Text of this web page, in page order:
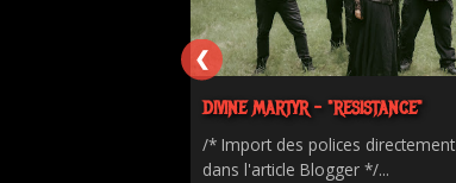
DIVINE MARTYR - "RESISTANCE"
/* Import des polices directement
dans l'article Blogger */...
❮